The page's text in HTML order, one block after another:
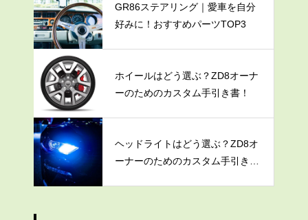
GR86ステアリング｜愛車を自分
好みに！おすすめパーツTOP3
ホイールはどう選ぶ？ZD8オーナ
ーのためのカスタム手引き書！
ヘッドライトはどう選ぶ？ZD8オ
ーナーのためのカスタム手引き